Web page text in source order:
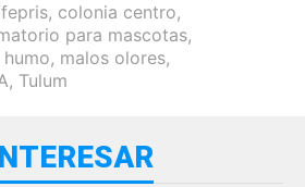
, colonia centro,
para mascotas,
humo, malos olores,
, Tulum